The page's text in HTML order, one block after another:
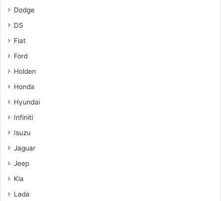
Dodge
DS
Fiat
Ford
Holden
Honda
Hyundai
Infiniti
Isuzu
Jaguar
Jeep
Kia
Lada